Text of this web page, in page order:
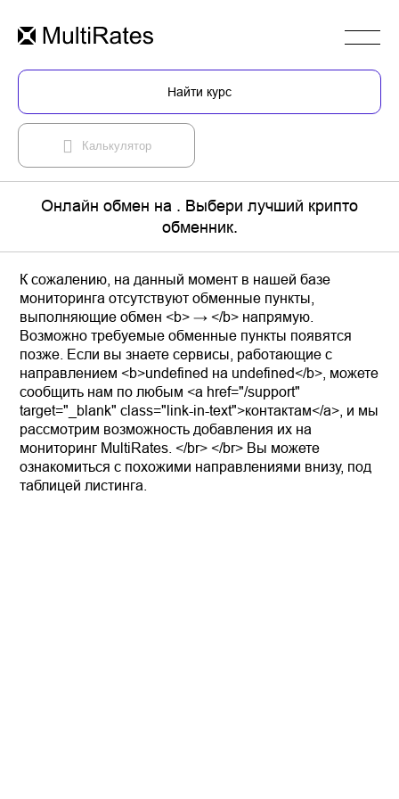
Найти курс
Калькулятор
Онлайн обмен на . Выбери лучший крипто
обменник.
К сожалению, на данный момент в нашей базе
мониторинга отсутствуют обменные пункты,
выполняющие обмен <b> → </b> напрямую.
Возможно требуемые обменные пункты появятся
позже. Если вы знаете сервисы, работающие с
направлением <b>undefined на undefined</b>, можете
сообщить нам по любым <a href="/support"
target="_blank" class="link-in-text">контактам</a>, и мы
рассмотрим возможность добавления их на
мониторинг MultiRates. </br> </br> Вы можете
ознакомиться с похожими направлениями внизу, под
таблицей листинга.